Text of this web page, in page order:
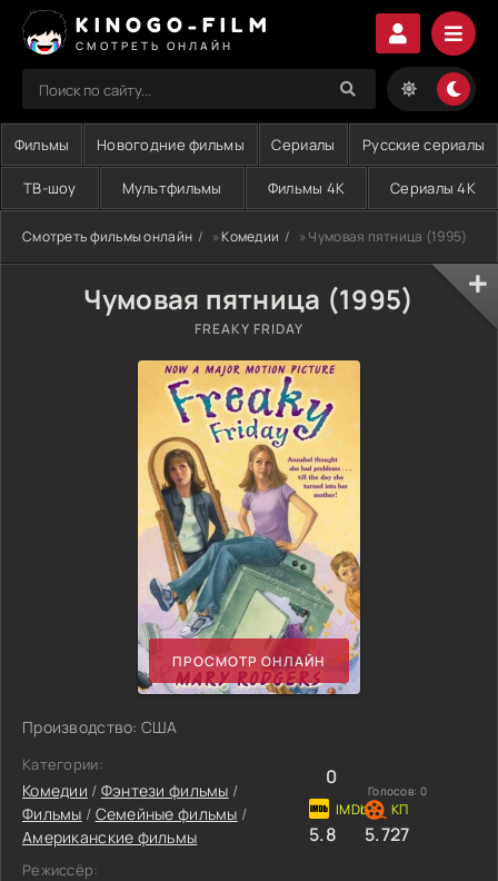
KINOGO-FILM
СМОТРЕТЬ ОНЛАЙН
Фильмы Новогодние фильмы Сериалы Русские сериалы
ТВ-шоу Мультфильмы Фильмы 4K Сериалы 4K
Смотреть фильмы онлайн »Комедии » Чумовая пятница (1995)
Чумовая пятница (1995)
FREAKY FRIDAY
ПРОСМОТР ОНЛАЙН
Производство: США
Категории:
Комедии / Фэнтези фильмы /
Фильмы / Семейные фильмы /
Американские фильмы
Режиссёр:
0
Голосов: 0
5.8 5.727